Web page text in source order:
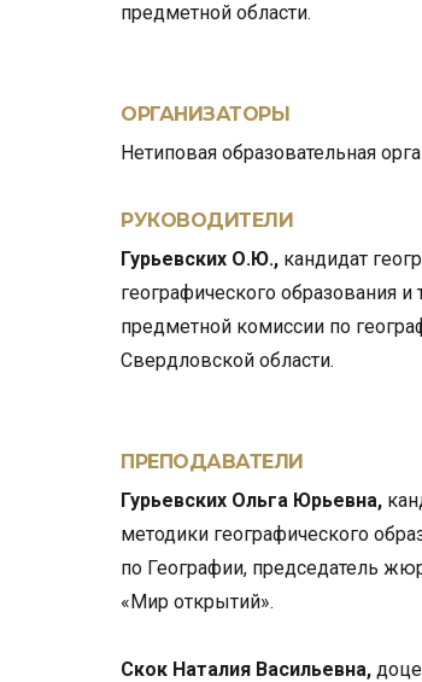
предметной области.
ОРГАНИЗАТОРЫ
Нетиповая образовательная
РУКОВОДИТЕЛИ
Гурьевских О.Ю., кандидат
географического образования
предметной комиссии по
Свердловской области.
ПРЕПОДАВАТЕЛИ
Гурьевских Ольга Юрьевна,
методики географического
по Географии, председатель
«Мир открытий».
Скок Наталия Васильевна,